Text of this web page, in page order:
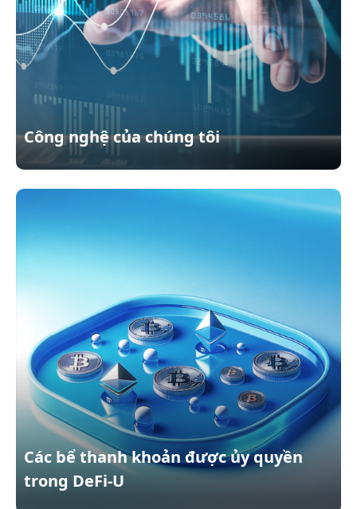
Công nghệ của chúng tôi
Các bể thanh khoản được ủy quyền
trong DeFi-U